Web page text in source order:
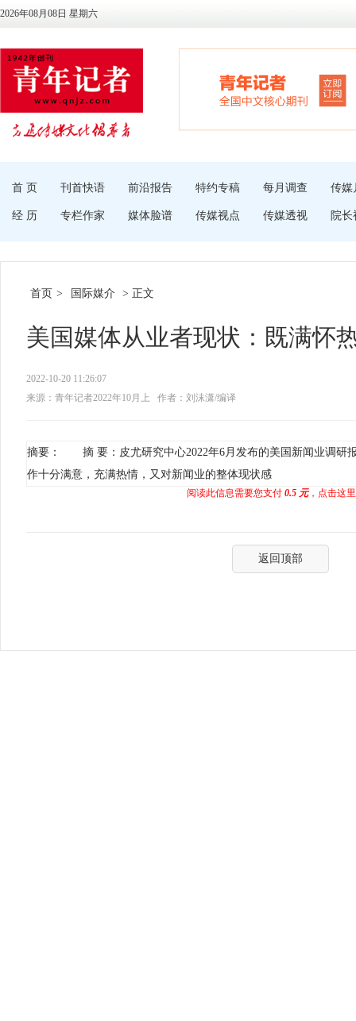
2026年08月08日 星期六
首 页 刊首快语 前沿报告 特约专稿 每月调查 传媒
经 历 专栏作家 媒体脸谱 传媒视点 传媒透视 院长
首页 > 国际媒介 > 正文
美国媒体从业者现状：既满怀
2022-10-20 11:26:07
来源：青年记者2022年10月上
作者：刘沫潇/编译
摘要： 摘 要：皮尤研究中心2022年6月发布的美国新闻业调研
作十分满意，充满热情，又对新闻业的整体现状感
阅读此信息需要您支付 0.5 元，点击这
返回顶部